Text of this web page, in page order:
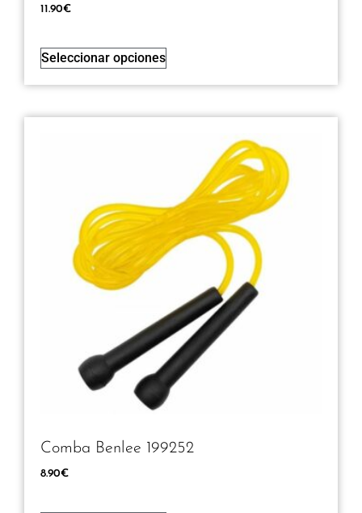
11.90€
Seleccionar opciones
Comba Benlee 199252
8.90€